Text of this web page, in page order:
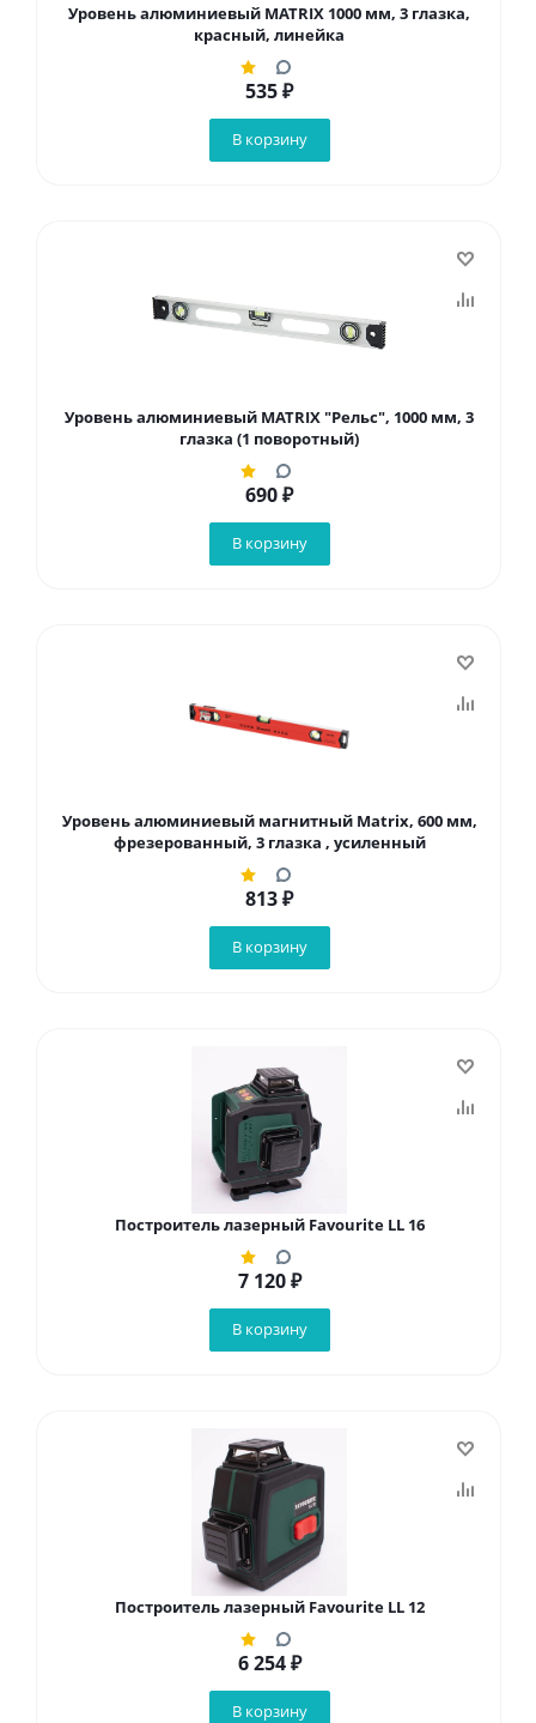
Уровень алюминиевый MATRIX 1000 мм, 3 глазка,
красный, линейка
535₽
В корзину
Уровень алюминиевый MATRIX "Рельс", 1000 мм, 3
глазка (1 поворотный)
690₽
В корзину
Уровень алюминиевый магнитный Matrix, 600 мм,
фрезерованный, 3 глазка , усиленный
813₽
В корзину
Построитель лазерный Favourite LL 16
7 120₽
В корзину
Построитель лазерный Favourite LL 12
6 254₽
В корзину